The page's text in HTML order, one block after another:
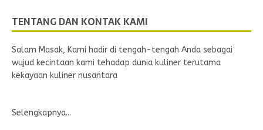
TENTANG DAN KONTAK KAMI
Salam Masak, Kami hadir di tengah-tengah Anda sebagai
wujud kecintaan kami tehadap dunia kuliner terutama
kekayaan kuliner nusantara
Selengkapnya...